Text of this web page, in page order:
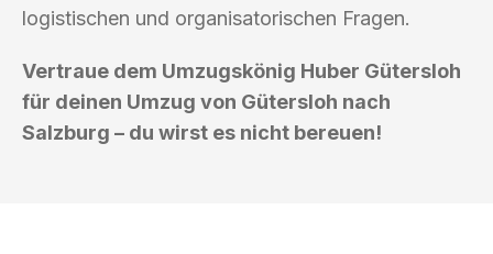
logistischen und organisatorischen Fragen.
Vertraue dem Umzugskönig Huber Gütersloh
für deinen Umzug von Gütersloh nach
Salzburg – du wirst es nicht bereuen!